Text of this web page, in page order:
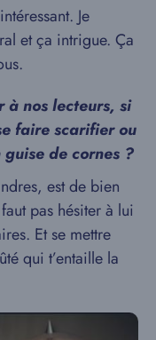
Je
et ça intrigue. Ça
à nos lecteurs, si
faire scarifier ou
de cornes ?
est de bien
pas hésiter à lui
Et se mettre
qui t’entaille la